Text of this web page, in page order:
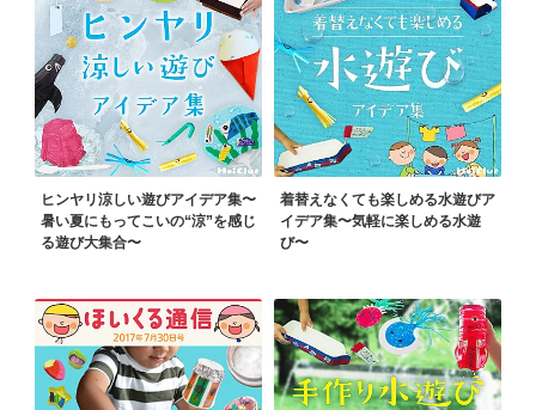
ヒンヤリ涼しい遊びアイデア集〜
暑い夏にもってこいの“涼”を感じ
る遊び大集合〜
着替えなくても楽しめる水遊びア
イデア集〜気軽に楽しめる水遊
び〜